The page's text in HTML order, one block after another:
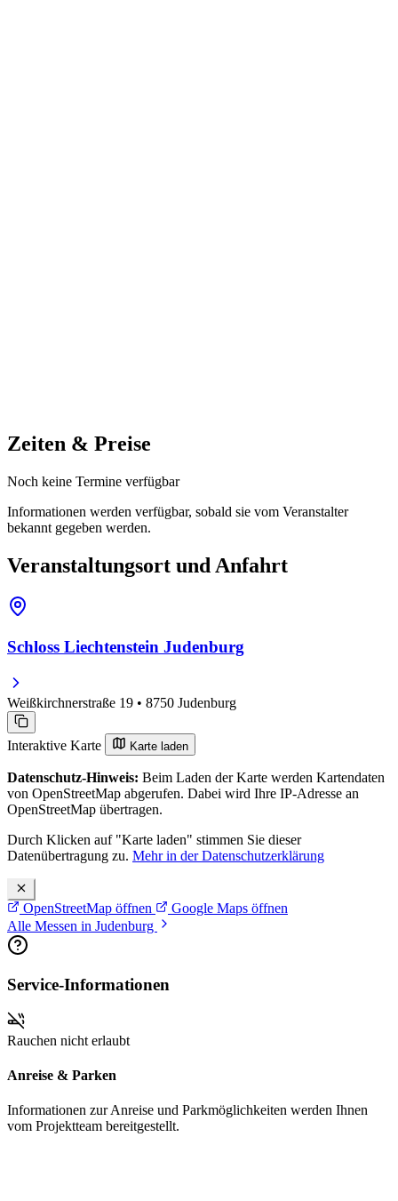
Zeiten & Preise
Noch keine Termine verfügbar
Informationen werden verfügbar, sobald sie vom Veranstalter
bekannt gegeben werden.
Veranstaltungsort und Anfahrt
Schloss Liechtenstein Judenburg
Weißkirchnerstraße 19 • 8750 Judenburg
Interaktive Karte Karte laden
Datenschutz-Hinweis: Beim Laden der Karte werden Kartendaten
von OpenStreetMap abgerufen. Dabei wird Ihre IP-Adresse an
OpenStreetMap übertragen.
Durch Klicken auf "Karte laden" stimmen Sie dieser
Datenübertragung zu. Mehr in der Datenschutzerklärung
OpenStreetMap öffnen
Google Maps öffnen
Alle Messen in Judenburg
Service-Informationen
Rauchen nicht erlaubt
Anreise & Parken
Informationen zur Anreise und Parkmöglichkeiten werden Ihnen
vom Projektteam bereitgestellt.